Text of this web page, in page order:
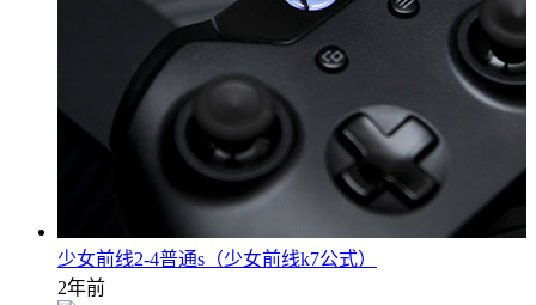
少女前线2-4普通s（少女前线k7公式）
2年前